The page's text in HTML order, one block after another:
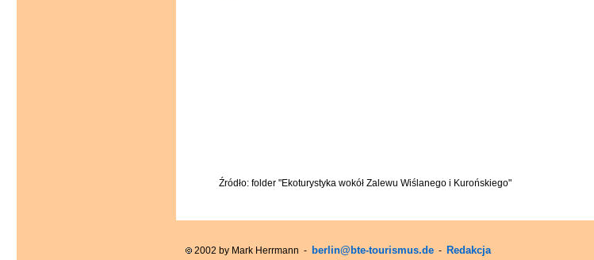
Źródło: folder "Ekoturystyka wokół Zalewu Wiślanego i Kurońskiego"
2002 by Mark Herrmann - berlin@bte-tourismus.de - Redakcja